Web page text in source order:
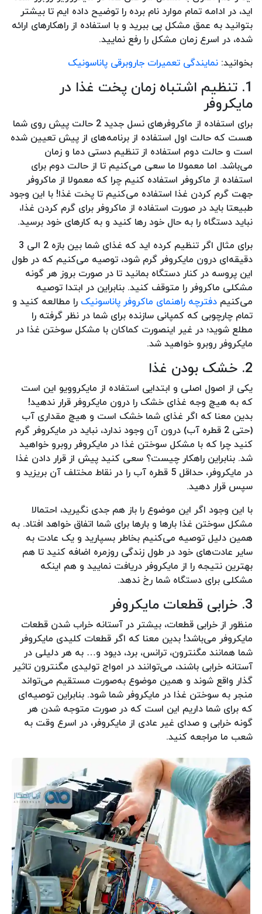
اید، در ادامه تمام موارد نام برده را توضیح داده ایم تا بیشتر
بتوانید به عمق مشکل پی ببرید و با استفاده از راهکارهای ارائه
شده، در اسرع زمان مشکل را رفع نمایید.
بخوانید: نمایندگی تعمیرات جاروبرقی پاناسونیک
1. تنظیم اشتباه زمان پخت غذا در
مایکروفر
برای استفاده از ماکروفرهای نسل جدید 2 حالت پیش روی شما
هست که حالت اول استفاده از برنامه‌های از پیش تعیین شده
است و حالت دوم استفاده از تنظیم دستی دما و زمان
می‌باشد. اما معمولا ما سعی می‌کنیم تا از حالت دوم برای
استفاده از ماکروفر استفاده کنیم چرا که معمولا از ماکروفر
جهت گرم کردن غذا استفاده می‌کنیم تا پخت غذا! با این وجود
طبیعتا باید در صورت استفاده از ماکروفر برای گرم کردن غذا،
نباید دستگاه را به حال خود رها کنید و به کارهای خود برسید.
برای مثال اگر تنظیم کرده اید که غذای شما بین بازه 2 الی 3
دقیقه‌ای درون مایکروفر گرم شود، توصیه می‌کنیم که در طول
این پروسه در کنار دستگاه بمانید تا در صورت بروز هر گونه
مشکلی ماکروفر را متوقف کنید. بنابراین در ابتدا توصیه
می‌کنیم دفترچه راهنمای ماکروفر پاناسونیک را مطالعه کنید و
تمام چارچوبی که کمپانی سازنده برای شما در نظر گرفته را
مطلع شوید؛ در غیر اینصورت کماکان با مشکل سوختن غذا در
مایکروفر روبرو خواهید شد.
2. خشک بودن غذا
یکی از اصول اصلی و ابتدایی استفاده از مایکروویو این است
که به هیچ وجه غذای خشک را درون مایکروفر قرار ندهید!
بدین معنا که اگر غذای شما خشک است و هیچ مقداری آب
(حتی 2 قطره آب) درون آن وجود ندارد، نباید در مایکروفر گرم
کنید چرا که با مشکل سوختن غذا در مایکروفر روبرو خواهید
شد. بنابراین راهکار چیست؟ سعی کنید پیش از قرار دادن غذا
در مایکروفر، حداقل 5 قطره آب را در نقاط مختلف آن بریزید و
سپس قرار دهید.
با این وجود اگر این موضوع را باز هم جدی نگیرید، احتمالا
مشکل سوختن غذا بارها و بارها برای شما اتفاق خواهد افتاد. به
همین دلیل توصیه می‌کنیم بخاطر بسپارید و یک عادت به
سایر عادت‌های خود در طول زندگی روزمره اضافه کنید تا هم
بهترین نتیجه را از مایکروفر دریافت نمایید و هم اینکه
مشکلی برای دستگاه شما رخ ندهد.
3. خرابی قطعات مایکروفر
منظور از خرابی قطعات، بیشتر در آستانه خراب شدن قطعات
مایکروفر می‌باشد! بدین معنا که اگر قطعات کلیدی مایکروفر
شما همانند مگنترون، ترانس، برد، دیود و… به هر دلیلی در
آستانه خرابی باشند، می‌توانند در امواج تولیدی مگنترون تاثیر
گذار واقع شوند و همین موضوع به‌صورت مستقیم می‌تواند
منجر به سوختن غذا در مایکروفر شما شود. بنابراین توصیه‌ای
که برای شما داریم این است که در صورت متوجه شدن هر
گونه خرابی و صدای غیر عادی از مایکروفر، در اسرع وقت به
شعب ما مراجعه کنید.